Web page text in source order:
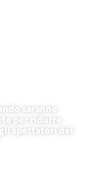
saranno
per ridurre
spettatori del